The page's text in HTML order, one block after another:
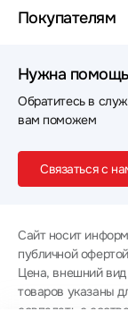
Покупателям
Нужна
Обратитесь в
вам поможем
Связаться с
Сайт носит
публичной
Цена, внешний
товаров указаны